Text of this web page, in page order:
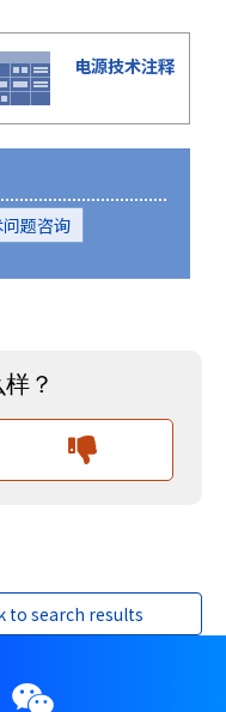
电源技术注释
题咨询
to search results